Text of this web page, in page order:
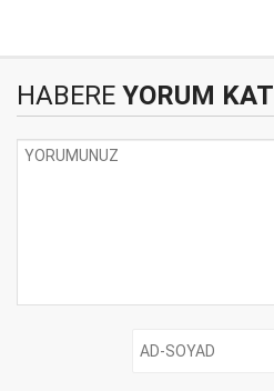
HABERE YORUM KAT